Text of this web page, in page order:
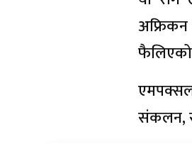
संकलन, र